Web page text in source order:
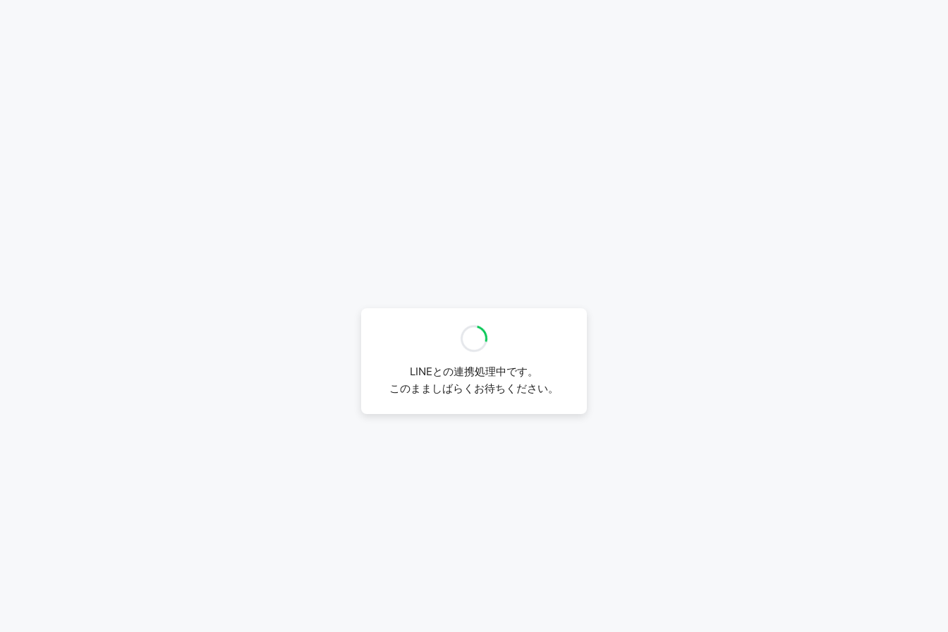
LINEとの連携処理中です。
このまましばらくお待ちください。